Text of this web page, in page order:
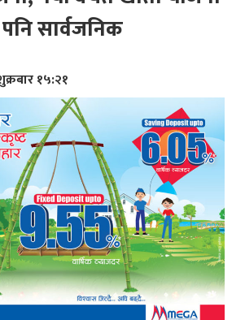
पनि सार्वजनिक
१५:२१